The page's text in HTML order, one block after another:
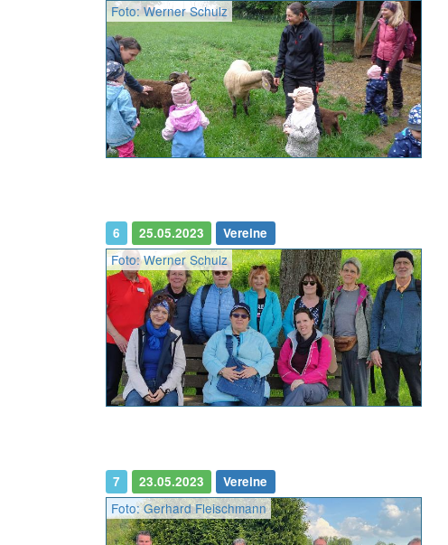
Foto: Werner Schulz
6 25.05.2023 Vereine
Foto: Werner Schulz
7 23.05.2023 Vereine
Foto: Gerhard Fleischmann